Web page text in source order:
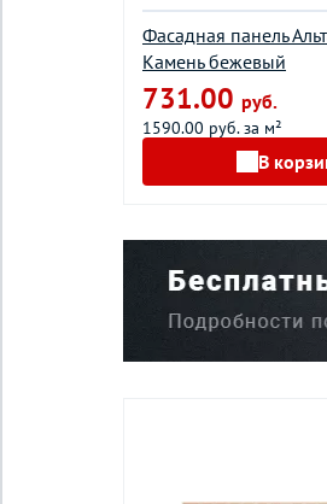
Фасадная панель
Камень бежевый
731.00 руб.
1590.00 руб. за м²
В